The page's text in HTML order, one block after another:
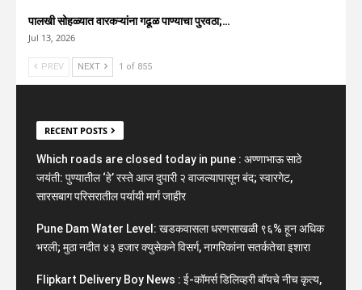
पालखी सोहळ्यात वारकऱ्यांना गढूळ पाण्याचा पुरवठा;…
Jul 13, 2026
PREV NEXT 1 of 855
RECENT POSTS
Which roads are closed today in pune : अण्णाभाऊ साठे
जयंती: पुण्यातील ‘हे’ रस्ते आज दुपारी २ वाजल्यापासून बंद; स्वारगेट,
सारसबाग परिसरातील पर्यायी मार्ग जाहीर
Pune Dam Water Level: खडकवासला धरणसाखळी ९६% हून अधिक
भरली; मुठा नदीत ४३ हजार क्युसेकने विसर्ग, नागरिकांना सतर्कतेचा इशारा
Flipkart Delivery Boy News : ई-कॉमर्स डिलिव्हरी बॉयचे नीच कृत्य,